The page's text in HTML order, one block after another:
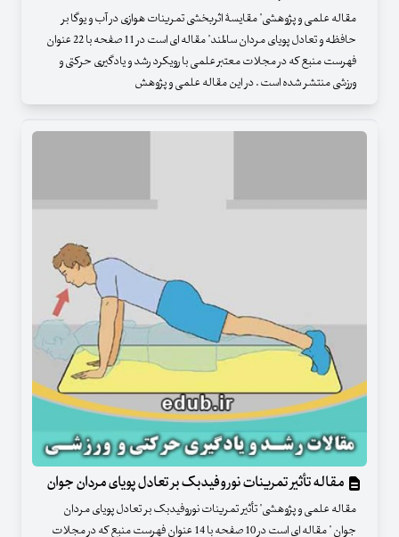
مقاله علمی و پژوهشی" مقایسۀ اثربخشی تمرینات هوازی در آب و یوگا بر
حافظه و تعادل پویای مردان سالمند" مقاله ای است در 11 صفحه با 22 عنوان
فهرست منبع که در مجلات معتبر علمی با رویکرد رشد و یادگیری حرکتی و
ورزشی منتشر شده است . در این مقاله علمی و پژوهش
مقاله تأثیر تمرینات نوروفیدبک بر تعادل پویای مردان جوان
مقاله علمی و پژوهشی" تأثیر تمرینات نوروفیدبک بر تعادل پویای مردان
جوان " مقاله ای است در 10 صفحه با 14 عنوان فهرست منبع که در مجلات